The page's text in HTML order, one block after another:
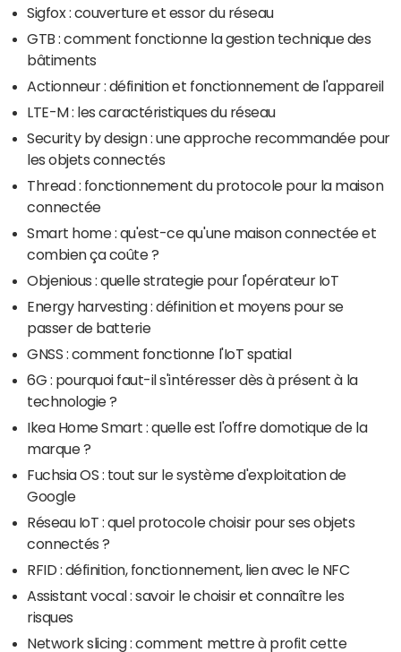
Sigfox : couverture et essor du réseau
GTB : comment fonctionne la gestion technique des
bâtiments
Actionneur : définition et fonctionnement de l'appareil
LTE-M : les caractéristiques du réseau
Security by design : une approche recommandée pour
les objets connectés
Thread : fonctionnement du protocole pour la maison
connectée
Smart home : qu'est-ce qu'une maison connectée et
combien ça coûte ?
Objenious : quelle strategie pour l'opérateur IoT
Energy harvesting : définition et moyens pour se
passer de batterie
GNSS : comment fonctionne l'IoT spatial
6G : pourquoi faut-il s'intéresser dès à présent à la
technologie ?
Ikea Home Smart : quelle est l'offre domotique de la
marque ?
Fuchsia OS : tout sur le système d'exploitation de
Google
Réseau IoT : quel protocole choisir pour ses objets
connectés ?
RFID : définition, fonctionnement, lien avec le NFC
Assistant vocal : savoir le choisir et connaître les
risques
Network slicing : comment mettre à profit cette